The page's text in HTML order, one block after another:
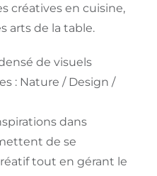
créatives en cuisine,
arts de la table.
de visuels
: Nature / Design /
dans
de se
tout en gérant le